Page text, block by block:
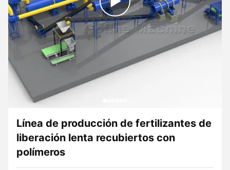
Línea de producción de fertilizantes de
liberación lenta recubiertos con
polímeros